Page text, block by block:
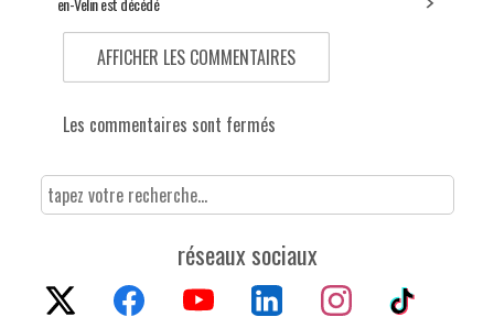
AFFICHER LES COMMENTAIRES
Les commentaires sont fermés
réseaux sociaux